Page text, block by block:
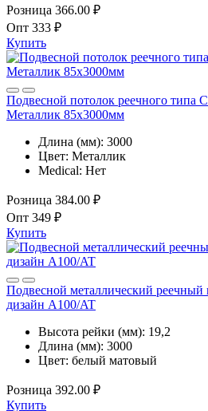
Розница 366.00 ₽
Опт 333 ₽
Купить
Подвесной потолок реечного типа
Металлик 85х3000мм
Длина (мм): 3000
Цвет: Металлик
Medical: Нет
Розница 384.00 ₽
Опт 349 ₽
Купить
Подвесной металлический
дизайн A100/AT
Высота рейки (мм): 19,2
Длина (мм): 3000
Цвет: белый матовый
Розница 392.00 ₽
Купить